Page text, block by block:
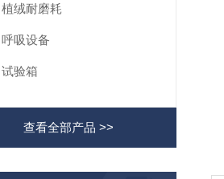
植绒耐磨耗
呼吸设备
试验箱
查看全部产品 >>